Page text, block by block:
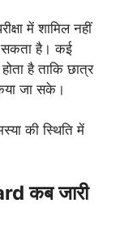
में शामिल नहीं
सकता है। कई
है ताकि छात्र
जा सके।
की स्थिति में
कब जारी